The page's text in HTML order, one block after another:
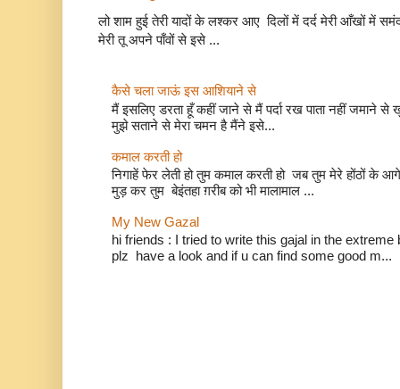
लो शाम हुई तेरी यादों के लश्कर आए दिलों में दर्द मेरी आँखों में
मेरी तू अपने पाँवों से इसे ...
कैसे चला जाऊं इस आशियाने से
मैं इसलिए डरता हूँ कहीं जाने से मैं पर्दा रख पाता नहीं जमाने
मुझे सताने से मेरा चमन है मैंने इसे...
कमाल करती हो
निगाहें फेर लेती हो तुम कमाल करती हो जब तुम मेरे होंठों के
मुड़ कर तुम बेइंतहा ग़रीब को भी मालामाल ...
My New Gazal
hi friends : I tried to write this gajal in the
plz have a look and if u can find some good m...